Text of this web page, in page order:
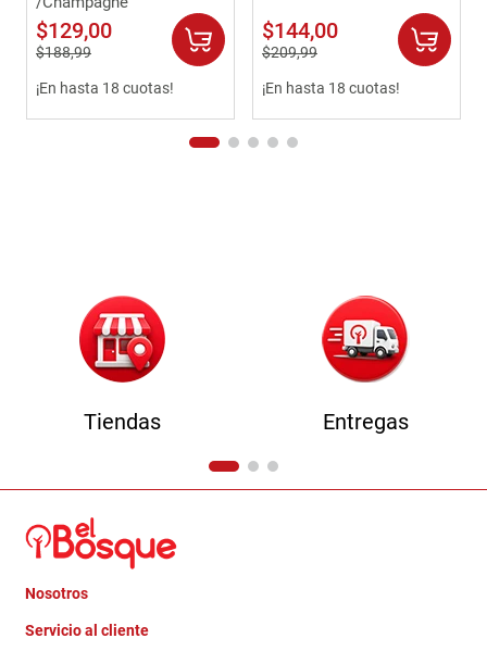
$129,00
$188,99
¡En hasta 18 cuotas!
$144,00
$209,99
¡En hasta 18 cuotas!
Tiendas Entregas
Nosotros
Quienes somos
Servicio al cliente